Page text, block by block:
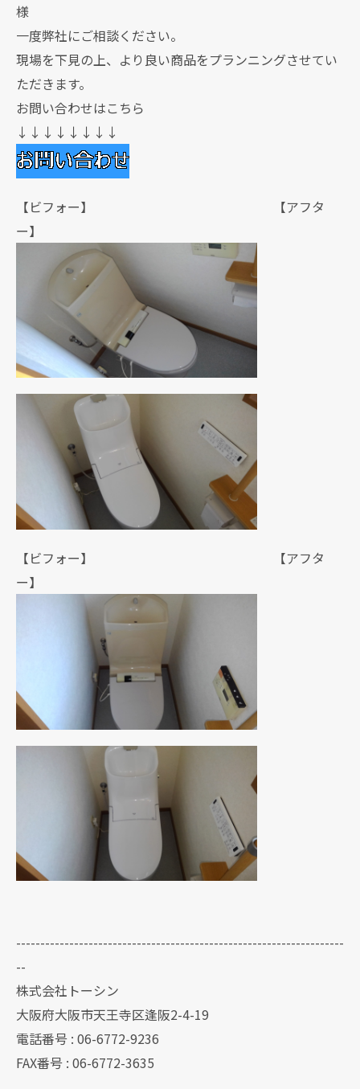
様
一度弊社にご相談ください。
現場を下見の上、より良い商品をプランニングさせてい
ただきます。
お問い合わせはこちら
↓↓↓↓↓↓↓↓
【ビフォー】 【アフタ
ー】
【ビフォー】 【アフタ
ー】
--------------------------------------------------------------------
--
株式会社トーシン
大阪府大阪市天王寺区逢阪2-4-19
電話番号 : 06-6772-9236
FAX番号 : 06-6772-3635